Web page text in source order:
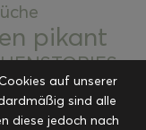
pikant
Kuchen und
&
auf unserer
sind alle
diese jedoch nach